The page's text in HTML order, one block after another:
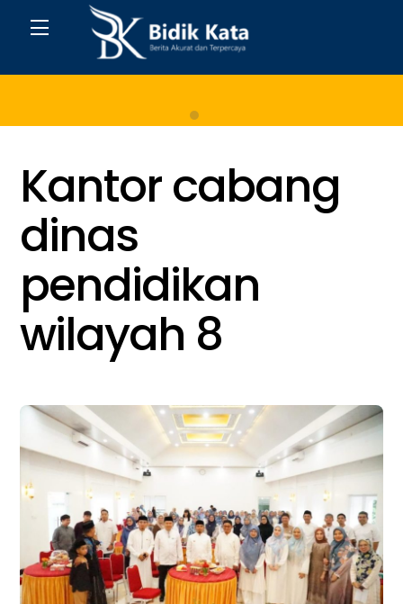
Menu
Kantor cabang
dinas
pendidikan
wilayah 8